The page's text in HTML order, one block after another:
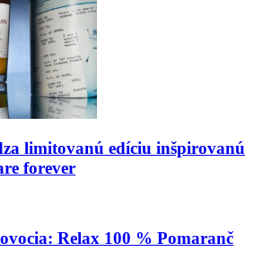
limitovanú edíciu inšpirovanú
forever
Relax 100 % Pomaranč